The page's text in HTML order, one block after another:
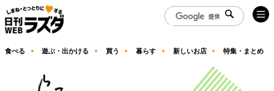
食べる 遊ぶ・出かける 買う 暮らす 新しいお店 特集・まとめ